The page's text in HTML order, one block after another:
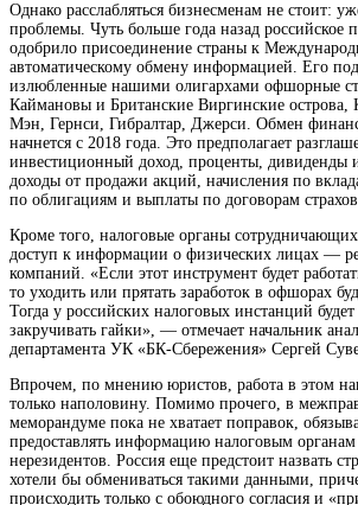
Однако расслабляться бизнесменам не стоит:
проблемы. Чуть больше года назад российское
одобрило присоединение страны к
автоматическому обмену информацией. Его
излюбленные нашими олигархами офшорные
Каймановы и Британские Виргинские острова,
Мэн, Гернси, Гибралтар, Джерси. Обмен
начнется с 2018 года. Это предполагает
инвестиционный доход, проценты, дивиденды и
доходы от продажи акций, начисления по
по облигациям и выплаты по договорам
Кроме того, налоговые органы сотрудничающих
доступ к информации о физических лицах —
компаний. «Если этот инструмент будет
то уходить или прятать заработок в офшорах
Тогда у российских налоговых инстанций
закручивать гайки», — отмечает начальник
департамента УК «БК-Сбережения» Сергей
Впрочем, по мнению юристов, работа в этом
только наполовину. Помимо прочего, в
меморандуме пока не хватает поправок,
предоставлять информацию налоговым органам
нерезидентов. Россия еще предстоит назвать
хотели бы обмениваться такими данными,
происходить только с обоюдного согласия и